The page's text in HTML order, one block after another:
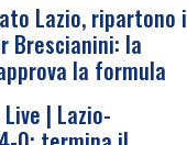
Lazio, ripartono i
Brescianini: la
la formula
| Lazio-